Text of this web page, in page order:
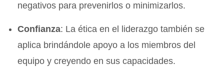
negativos para prevenirlos o minimizarlos.
Confianza: La ética en el liderazgo también se
aplica brindándole apoyo a los miembros del
equipo y creyendo en sus capacidades.